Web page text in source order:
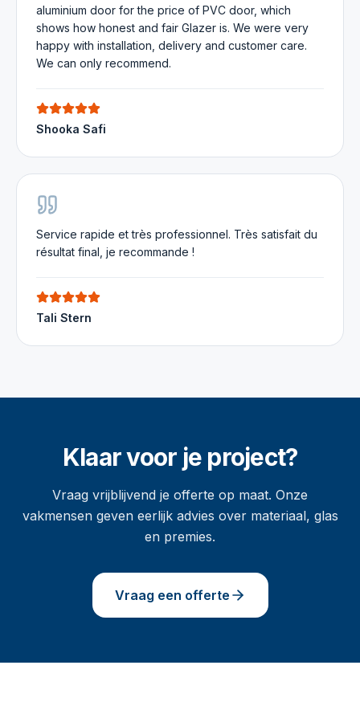
aluminium door for the price of PVC door, which
shows how honest and fair Glazer is. We were very
happy with installation, delivery and customer care.
We can only recommend.
Shooka Safi
Service rapide et très professionnel. Très satisfait du
résultat final, je recommande !
Tali Stern
Klaar voor je project?
Vraag vrijblijvend je offerte op maat. Onze
vakmensen geven eerlijk advies over materiaal, glas
en premies.
Vraag een offerte